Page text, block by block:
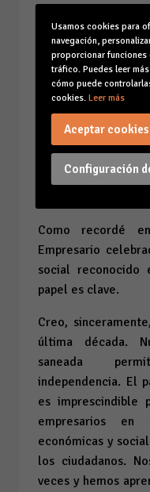
Desde mi llegada
empeño ha sido
todas las
esta casa, la
estaba en una
económicos y de
CEOE y
sensación de
empresarios con
Como recordé
Empresario
social reconocido
papel es clave.
Creo,
última década.
saneada
independencia. El
es
empresarios en
económicas y
los ciudadanos.
veces y hemos
Usamos cookies para
navegación,
proporcionar funciones
tráfico. Puedes leer
cómo puede
cookies. Leer más
Configuración
Aceptar cookies